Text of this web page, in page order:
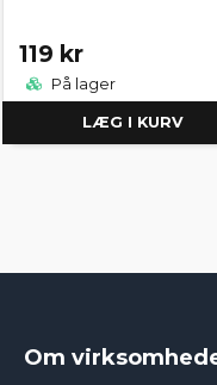
119 kr
På lager
LÆG I KURV
Om